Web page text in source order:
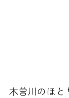
木曽川のほと